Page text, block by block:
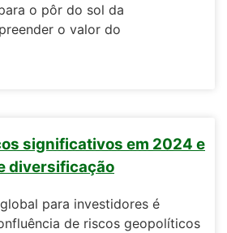
o pôr do sol da
o valor do
significativos em 2024 e
diversificação
para investidores é
de riscos geopolíticos